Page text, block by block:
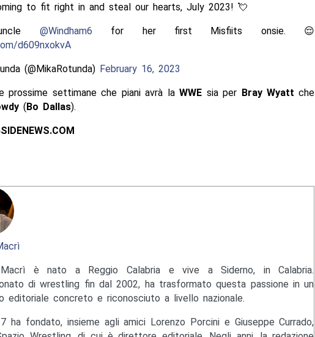
to fit right in and steal our hearts, July 2023! 💘
@Windham6 for her first Misfits onsie. 😌
d609nxokvA
(@MikaRotunda) February 16, 2023
prossime settimane che piani avrà laWWE sia per Bray Wyatt che
(Bo Dallas).
è nato a Reggio Calabria e vive a Siderno, in Calabria.
di wrestling fin dal 2002, ha trasformato questa passione in un
editoriale concreto e riconosciuto a livello nazionale.
ha fondato, insieme agli amici Lorenzo Porcini e Giuseppe Currado,